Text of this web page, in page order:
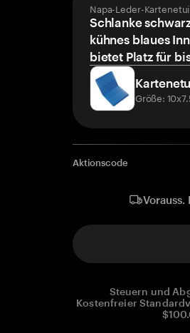
Napa-Leder-
Schlanke
kühnes blaues
bietet Platz für
Größe:
Aktionscode
Steuern und
Kostenfreier